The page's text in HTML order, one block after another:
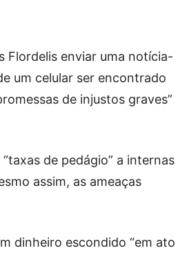
Flordelis enviar uma notícia-
um celular ser encontrado
de injustos graves”
de pedágio” a internas
assim, as ameaças
dinheiro escondido “em ato